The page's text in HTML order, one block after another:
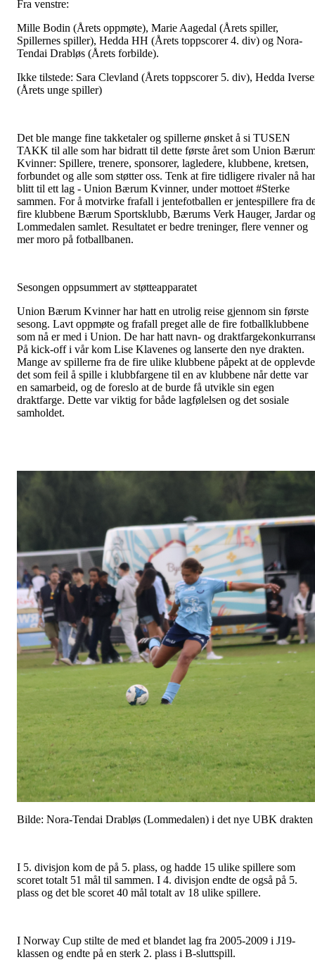
Fra venstre:
Mille Bodin (Årets oppmøte), Marie Aagedal (Årets spiller,
Spillernes spiller), Hedda HH (Årets toppscorer 4. div) og Nora-
Tendai Drabløs (Årets forbilde).
Ikke tilstede: Sara Clevland (Årets toppscorer 5. div), Hedda
(Årets unge spiller)
Det ble mange fine takketaler og spillerne ønsket å si TUSEN
TAKK til alle som har bidratt til dette første året som Union
Kvinner: Spillere, trenere, sponsorer, lagledere, klubbene, kretsen,
forbundet og alle som støtter oss. Tenk at fire tidligere rivaler nå har
blitt til ett lag - Union Bærum Kvinner, under mottoet #Sterke
sammen. For å motvirke frafall i jentefotballen er jentespillere fra
fire klubbene Bærum Sportsklubb, Bærums Verk Hauger, Jardar og
Lommedalen samlet. Resultatet er bedre treninger, flere venner og
mer moro på fotballbanen.
Sesongen oppsummert av støtteapparatet
Union Bærum Kvinner har hatt en utrolig reise gjennom sin første
sesong. Lavt oppmøte og frafall preget alle de fire fotballklubbene
som nå er med i Union. De har hatt navn- og
På kick-off i vår kom Lise Klavenes og lanserte den nye drakten.
Mange av spillerne fra de fire ulike klubbene påpekt at de opplevde
det som feil å spille i klubbfargene til en av klubbene når dette var
en samarbeid, og de foreslo at de burde få utvikle sin egen
draktfarge. Dette var viktig for både lagfølelsen og det sosiale
samholdet.
Bilde: Nora-Tendai Drabløs (Lommedalen) i det nye UBK drakten
I 5. divisjon kom de på 5. plass, og hadde 15 ulike spillere som
scoret totalt 51 mål til sammen. I 4. divisjon endte de også på 5.
plass og det ble scoret 40 mål totalt av 18 ulike spillere.
I Norway Cup stilte de med et blandet lag fra 2005-2009 i J19-
klassen og endte på en sterk 2. plass i B-sluttspill.